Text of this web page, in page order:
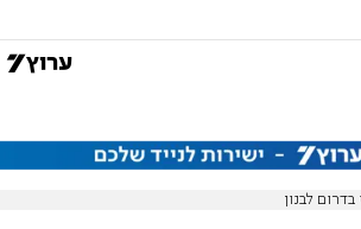
לבנון